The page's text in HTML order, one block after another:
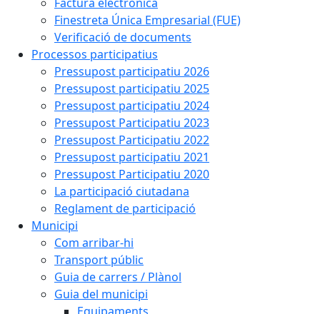
Finestreta Única Empresarial (FUE)
Verificació de documents
Processos participatius
Pressupost participatiu 2026
Pressupost participatiu 2025
Pressupost participatiu 2024
Pressupost Participatiu 2023
Pressupost Participatiu 2022
Pressupost participatiu 2021
Pressupost Participatiu 2020
La participació ciutadana
Reglament de participació
Municipi
Com arribar-hi
Transport públic
Guia de carrers / Plànol
Guia del municipi